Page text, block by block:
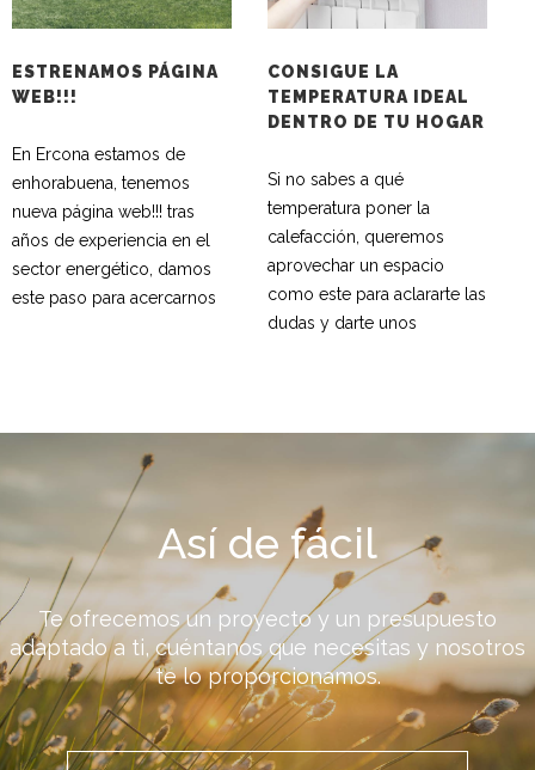
ESTRENAMOS PÁGINA
WEB!!!
En Ercona estamos de
enhorabuena, tenemos
nueva página web!!! tras
años de experiencia en el
sector energético, damos
este paso para acercarnos
CONSIGUE LA
TEMPERATURA IDEAL
DENTRO DE TU HOGAR
Si no sabes a qué
temperatura poner la
calefacción, queremos
aprovechar un espacio
como este para aclararte las
dudas y darte unos
Así de fácil
Te ofrecemos un proyecto y un presupuesto
adaptado a ti, cuéntanos que necesitas y nosotros
te lo proporcionamos.